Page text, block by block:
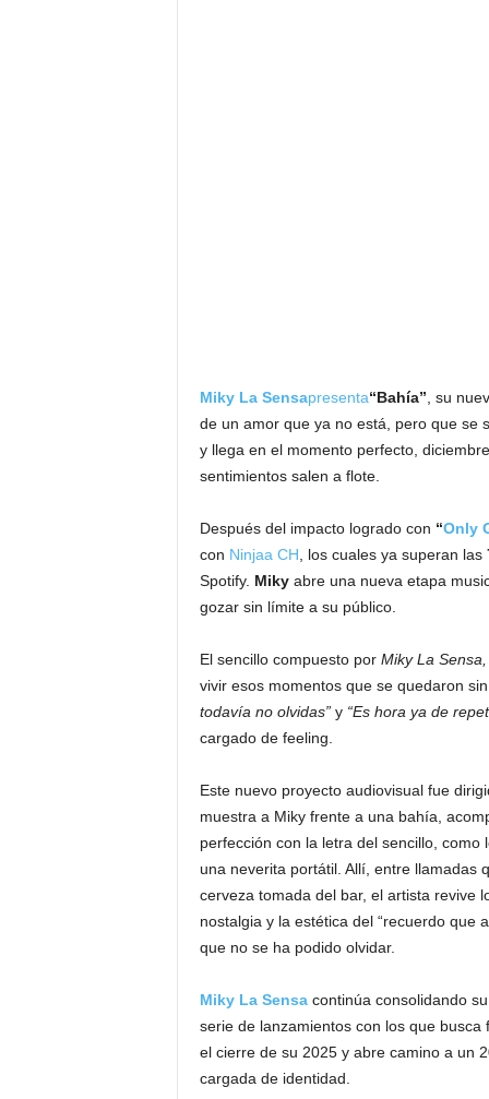
Miky La Sensapresenta“Bahía” , su
de un amor que ya no está, pero que se
y llega en el momento perfecto,
sentimientos salen a flote.
Después del impacto logrado con “Only
con Ninjaa CH , los cuales ya superan las
Spotify. Mikyabre una nueva etapa
gozar sin límite a su público.
El sencillo compuesto por Miky La Sensa,
vivir esos momentos que se quedaron
todavía no olvidas”y “Es hora ya de
cargado de feeling.
Este nuevo proyecto audiovisual fue
muestra a Miky frente a una bahía,
perfección con la letra del sencillo,
una neverita portátil. Allí, entre llamadas
cerveza tomada del bar, el artista revive
nostalgia y la estética del “recuerdo que
que no se ha podido olvidar.
Miky La Sensacontinúa consolidando
serie de lanzamientos con los que busca
el cierre de su 2025 y abre camino a un
cargada de identidad.